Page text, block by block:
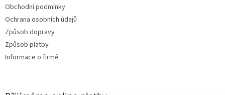
Obchodní podmínky
Ochrana osobních údajů
Způsob dopravy
Způsob platby
Informace o firmě